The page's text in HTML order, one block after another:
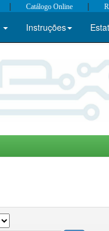
| Catálogo Online |
Instruções